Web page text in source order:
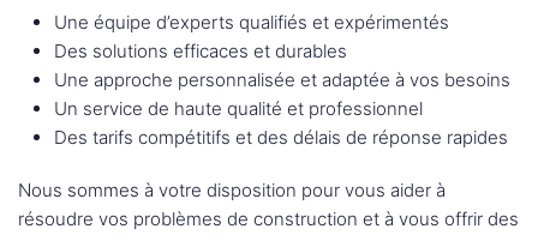
Une équipe d’experts qualifiés et expérimentés
Des solutions efficaces et durables
Une approche personnalisée et adaptée à vos besoins
Un service de haute qualité et professionnel
Des tarifs compétitifs et des délais de réponse rapides
Nous sommes à votre disposition pour vous aider à
résoudre vos problèmes de construction et à vous offrir des